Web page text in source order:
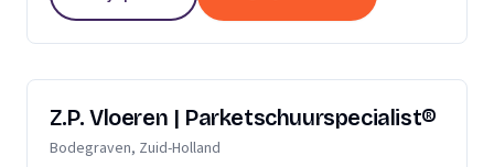
een...
Z.P. Vloeren | Parketschuurspecialist®
Bodegraven, Zuid-Holland